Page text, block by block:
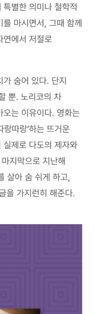
별한 의미나 철학적
마시면서, 그때 함께
연에서 저절로
숨어 있다. 단지
뿐. 노리코의 차
오는 이유이다. 영화는
랑따랑’하는 뜨거운
제로 다도의 제자와
지막으로 지난해
살아 숨 쉬게 하고,
을 가지런히 해준다.